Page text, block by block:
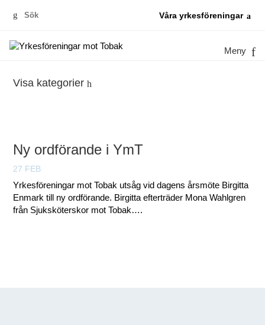
Sök
Våra yrkesföreningar
Meny
Visa kategorier
Ny ordförande i YmT
27 FEB
Yrkesföreningar mot Tobak utsåg vid dagens årsmöte Birgitta
Enmark till ny ordförande. Birgitta efterträder Mona Wahlgren
från Sjuksköterskor mot Tobak….